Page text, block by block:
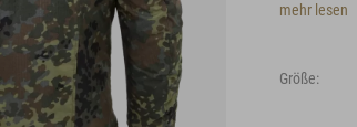
mehr lesen
Größe: